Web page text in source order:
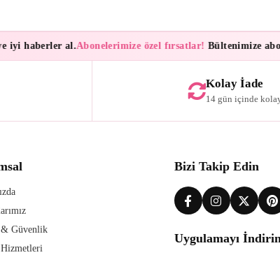
haberler al.Abonelerimize özel fırsatlar!Bültenimize abone
Kolay İade
14 gün içinde
Güvenlik
Bizi Takip Edin
Uygulamayı